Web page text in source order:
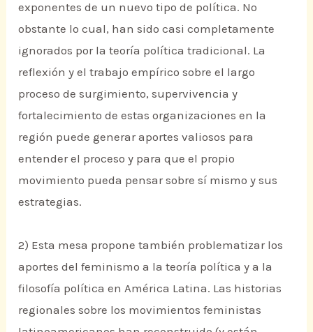
exponentes de un nuevo tipo de política. No
obstante lo cual, han sido casi completamente
ignorados por la teoría política tradicional. La
reflexión y el trabajo empírico sobre el largo
proceso de surgimiento, supervivencia y
fortalecimiento de estas organizaciones en la
región puede generar aportes valiosos para
entender el proceso y para que el propio
movimiento pueda pensar sobre sí mismo y sus
estrategias.
2) Esta mesa propone también problematizar los
aportes del feminismo a la teoría política y a la
filosofía política en América Latina. Las historias
regionales sobre los movimientos feministas